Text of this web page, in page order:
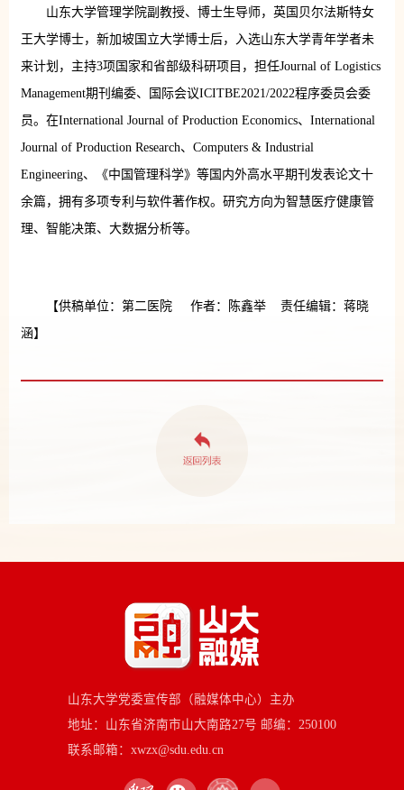
山东大学管理学院副教授、博士生导师，英国贝尔法斯特女
王大学博士，新加坡国立大学博士后，入选山东大学青年学者未
来计划，主持3项国家和省部级科研项目，担任Journal of Logistics
Management期刊编委、国际会议ICITBE2021/2022程序委员会委
员。在International Journal of Production Economics、International
Journal of Production Research、Computers & Industrial
Engineering、《中国管理科学》等国内外高水平期刊发表论文十
余篇，拥有多项专利与软件著作权。研究方向为智慧医疗健康管
理、智能决策、大数据分析等。
【供稿单位：第二医院 作者：陈鑫举 责任编辑：蒋晓
涵】
山东大学党委宣传部（融媒体中心）主办
地址：山东省济南市山大南路27号 邮编：250100
联系邮箱：xwzx@sdu.edu.cn